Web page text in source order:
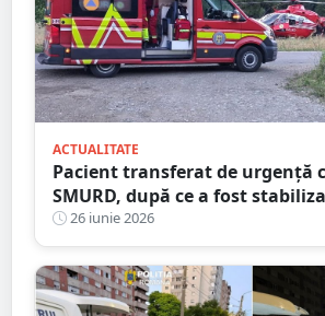
ACTUALITATE
Pacient transferat de urgență
SMURD, după ce a fost
Mare
26 iunie 2026